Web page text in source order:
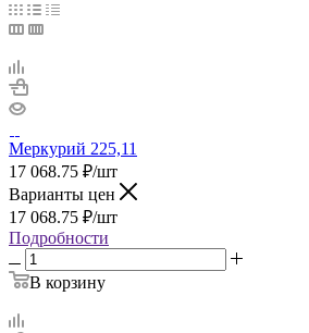
Меркурий 225,11
17 068.75 ₽/шт
Варианты цен
17 068.75 ₽/шт
Подробности
В корзину